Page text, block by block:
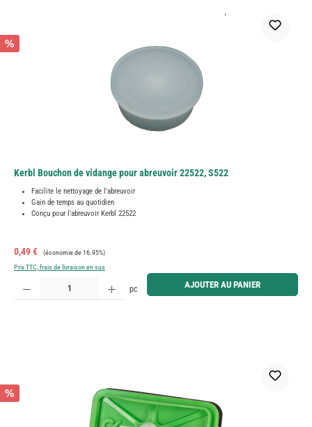
%
Kerbl Bouchon de vidange pour abreuvoir 22522, S522
Facilite le nettoyage de l'abreuvoir
Gain de temps au quotidien
Conçu pour l'abreuvoir Kerbl 22522
Prix de vente :
0,49 € Prix régulier :
(économie de 16.95%)
Prix TTC, frais de livraison en sus
Quantité de produit : Entrez la quantité souhaitée ou utilisez les boutons pour augmenter ou
pc AJOUTER AU PANIER
%